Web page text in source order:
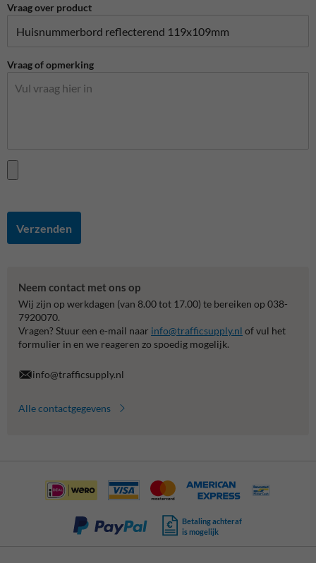
Vraag over product
Vraag of opmerking
Verzenden
Neem contact met ons op
Wij zijn op werkdagen (van 8.00 tot 17.00) te bereiken op 038-
7920070.
Vragen? Stuur een e-mail naar info@trafficsupply.nl of vul het
formulier in en we reageren zo spoedig mogelijk.
info@trafficsupply.nl
Alle contactgegevens
Betaling achteraf
is mogelijk